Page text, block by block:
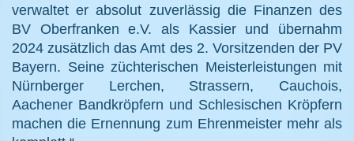
verwaltet er absolut zuverlässig die Finanzen des
BV Oberfranken e.V. als Kassier und übernahm
2024 zusätzlich das Amt des 2. Vorsitzenden der PV
Bayern. Seine züchterischen Meisterleistungen mit
Nürnberger Lerchen, Strassern, Cauchois,
Aachener Bandkröpfern und Schlesischen Kröpfern
machen die Ernennung zum Ehrenmeister mehr als